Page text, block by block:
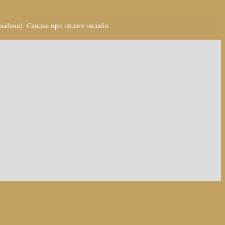
Скидка при оплате онлайн